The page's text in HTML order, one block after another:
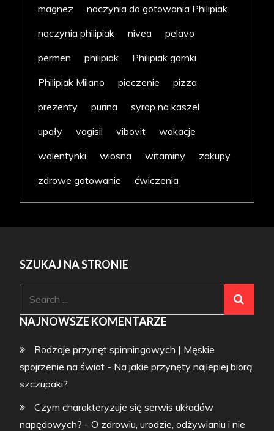
magnez
naczynia do gotowania Philipiak
naczynia philipiak
nivea
pelavo
permen
philipiak
Philipiak garnki
Philipiak Milano
pieczenie
pizza
prezenty
purina
syrop na kaszel
upały
vagisil vibovit
wakacje
walentynki
wiosna witaminy
zakupy
zdrowe gotowanie
ćwiczenia
SZUKAJ NA STRONIE
NAJNOWSZE KOMENTARZE
Rodzaje przynęt spinningowych | Męskie
spojrzenie na świat - Na jakie przynęty najlepiej biorą
szczupaki?
Czym charakteryzuje się serwis układów
napędowych? - O zdrowiu, urodzie, odżywianiu i nie